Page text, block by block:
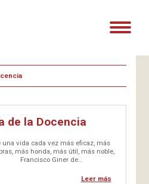
de la Docencia
una vida cada vez más eficaz, más
más honda, más útil, más noble,
Giner de…
Leer más